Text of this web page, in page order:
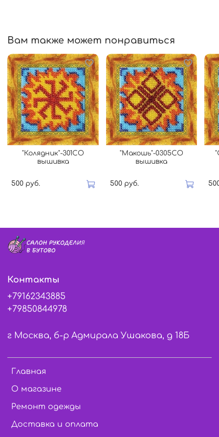
Вам также может понравиться
"Колядник"-301СО
вышивка
500 руб.
"Макошь"-0305СО
вышивка
500 руб.
Главная
О магазине
Ремонт одежды
Доставка и оплата
Контакты
+79162343885
+79850844978
г Москва, б-р Адмирала Ушакова, д 18Б